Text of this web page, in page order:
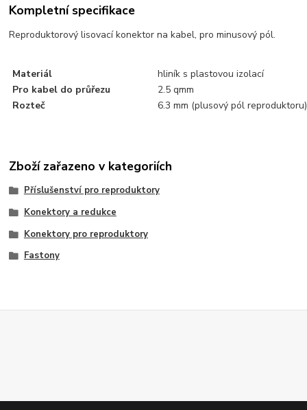
Kompletní specifikace
Reproduktorový lisovací konektor na kabel, pro minusový pól.
Materiál
hliník s plastovou izolací
Pro kabel do průřezu
2.5 qmm
Rozteč
6.3 mm (plusový pól reproduktoru)
Zboží zařazeno v kategoriích
Příslušenství pro reproduktory
Konektory a redukce
Konektory pro reproduktory
Fastony